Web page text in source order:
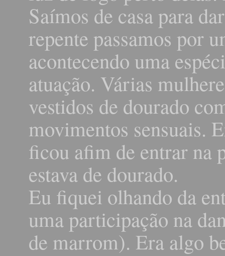
Saímos de casa para
repente passamos por
acontecendo uma
atuação. Várias
vestidos de dourado
movimentos sensuais.
ficou afim de entrar na
estava de dourado.
Eu fiquei olhando da
uma participação na
de marrom). Era algo